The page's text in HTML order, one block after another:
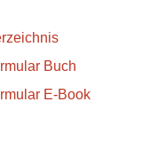
Buch
E-Book